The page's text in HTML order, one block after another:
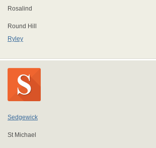
Rosalind
Round Hill
Ryley
Sedgewick
St Michael